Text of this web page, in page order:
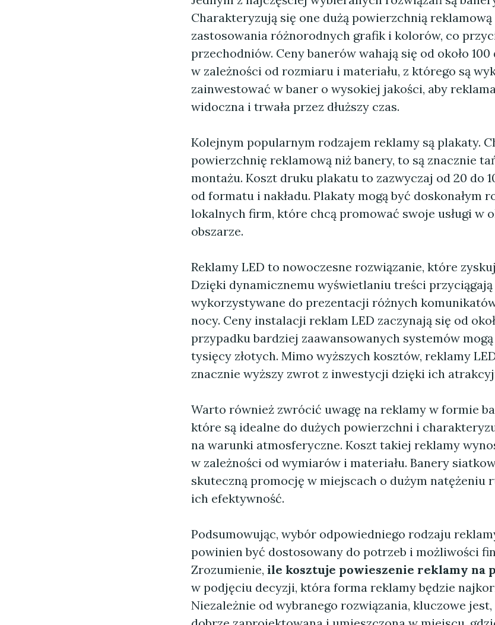
Charakteryzują się one dużą powierzchnią
zastosowania różnorodnych grafik i kolorów, co
przechodniów. Ceny banerów wahają się od około 100
w zależności od rozmiaru i materiału, z którego są
zainwestować w baner o wysokiej jakości, aby
widoczna i trwała przez dłuższy czas.
Kolejnym popularnym rodzajem reklamy są plakaty.
powierzchnię reklamową niż banery, to są znacznie
montażu. Koszt druku plakatu to zazwyczaj od 20 do
od formatu i nakładu. Plakaty mogą być doskonałym
lokalnych firm, które chcą promować swoje usługi w
obszarze.
Reklamy LED to nowoczesne rozwiązanie, które
Dzięki dynamicznemu wyświetlaniu treści przyciągają
wykorzystywane do prezentacji różnych
nocy. Ceny instalacji reklam LED zaczynają się od
przypadku bardziej zaawansowanych systemów
tysięcy złotych. Mimo wyższych kosztów, reklamy
znacznie wyższy zwrot z inwestycji dzięki ich
Warto również zwrócić uwagę na reklamy w formie
które są idealne do dużych powierzchni i
na warunki atmosferyczne. Koszt takiej reklamy
w zależności od wymiarów i materiału. Banery
skuteczną promocję w miejscach o dużym natężeniu
ich efektywność.
Podsumowując, wybór odpowiedniego rodzaju
powinien być dostosowany do potrzeb i możliwości
Zrozumienie, ile kosztuje powieszenie reklamy na
w podjęciu decyzji, która forma reklamy będzie
Niezależnie od wybranego rozwiązania, kluczowe jest,